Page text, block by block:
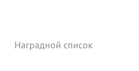
Наградной список